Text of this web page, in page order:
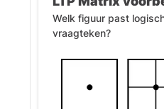
Welk figuur past
vraagteken?